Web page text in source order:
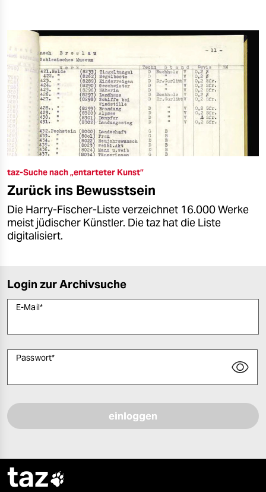
taz-Suche nach „entarteter Kunst”
Zurück ins Bewusstsein
Die Harry-Fischer-Liste verzeichnet 16.000 Werke
meist jüdischer Künstler. Die taz hat die Liste
digitalisiert.
Login zur Archivsuche
E-Mail*
Passwort*
taz